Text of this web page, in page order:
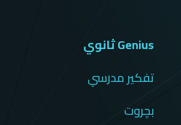
Genius ثانوي
تفكير مدرسي
بچروت